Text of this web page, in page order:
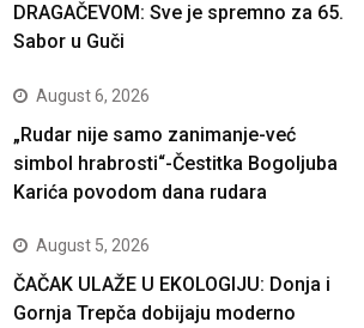
DRAGAČEVOM: Sve je spremno za 65.
Sabor u Guči
August 6, 2026
„Rudar nije samo zanimanje-već
simbol hrabrosti“-Čestitka Bogoljuba
Karića povodom dana rudara
August 5, 2026
ČAČAK ULAŽE U EKOLOGIJU: Donja i
Gornja Trepča dobijaju moderno